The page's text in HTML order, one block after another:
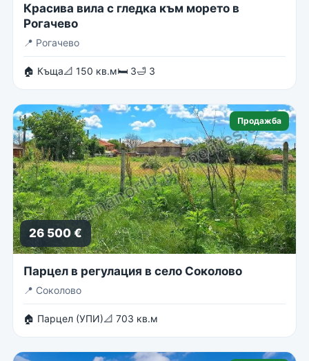
Красива вила с гледка към морето в
Рогачево
📍 Рогачево
🏠 Къща📐 150 кв.м🛏 3🛁 3
Продажба
26 500 €
Парцел в регулация в село Соколово
📍 Соколово
🏠 Парцел (УПИ)📐 703 кв.м